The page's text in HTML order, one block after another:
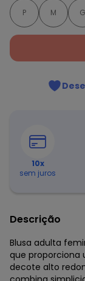
P M G
10x
sem juros
Descrição
Blusa adulta
que proporciona
decote alto